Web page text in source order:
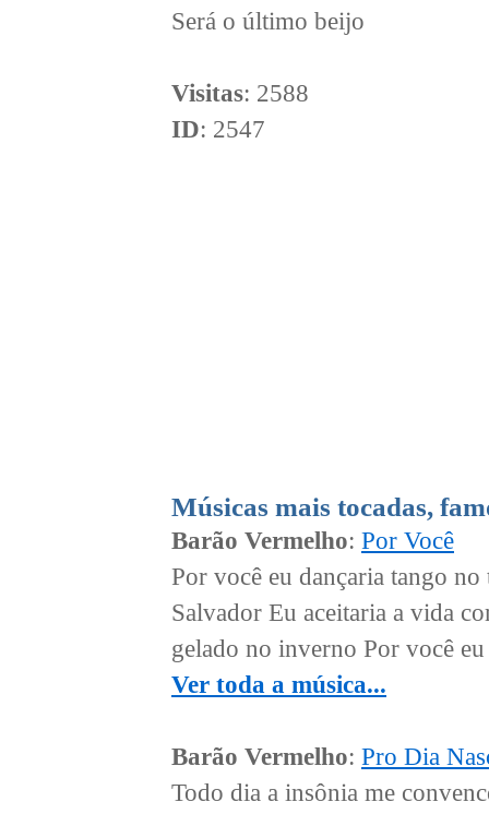
Será o último beijo
Visitas: 2588
ID: 2547
Músicas mais tocadas,
Barão Vermelho: Por Você
Por você eu dançaria tango
Salvador Eu aceitaria a vida
gelado no inverno Por você
Ver toda a música...
Barão Vermelho: Pro Dia
Todo dia a insônia me